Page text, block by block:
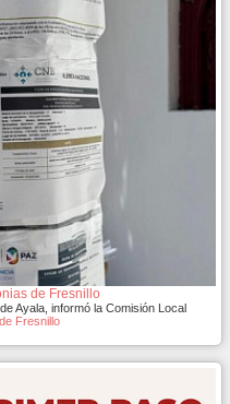
de Fresnillo
Ayala, informó la Comisión Local
Fresnillo